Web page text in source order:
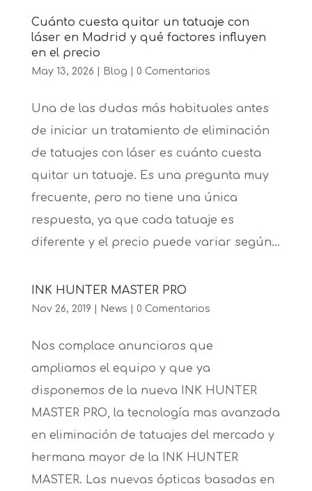
Cuánto cuesta quitar un tatuaje con
láser en Madrid y qué factores influyen
en el precio
May 13, 2026 Blog 0 Comentarios
Una de las dudas más habituales antes
de iniciar un tratamiento de eliminación
de tatuajes con láser es cuánto cuesta
quitar un tatuaje. Es una pregunta muy
frecuente, pero no tiene una única
respuesta, ya que cada tatuaje es
diferente y el precio puede variar según...
INK HUNTER MASTER PRO
Nov 26, 2019 News 0 Comentarios
Nos complace anunciaros que
ampliamos el equipo y que ya
disponemos de la nueva INK HUNTER
MASTER PRO, la tecnología mas avanzada
en eliminación de tatuajes del mercado y
hermana mayor de la INK HUNTER
MASTER. Las nuevas ópticas basadas en